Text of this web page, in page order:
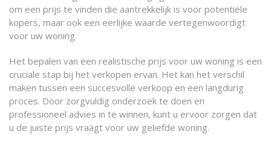
om een prijs te vinden die aantrekkelijk is voor potentiële
kopers, maar ook een eerlijke waarde vertegenwoordigt
voor uw woning.
Het bepalen van een realistische prijs voor uw woning is een
cruciale stap bij het verkopen ervan. Het kan het verschil
maken tussen een succesvolle verkoop en een langdurig
proces. Door zorgvuldig onderzoek te doen en
professioneel advies in te winnen, kunt u ervoor zorgen dat
u de juiste prijs vraagt voor uw geliefde woning.